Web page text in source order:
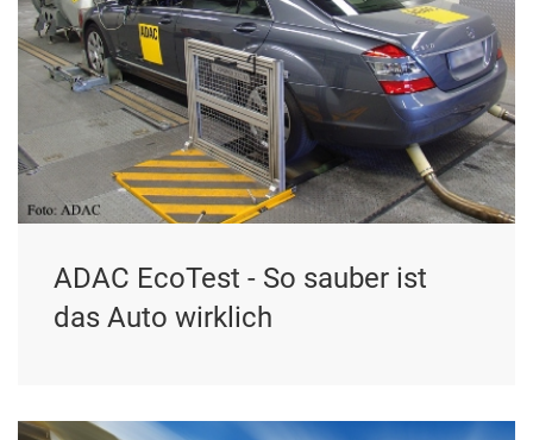
ADAC EcoTest - So sauber ist
das Auto wirklich